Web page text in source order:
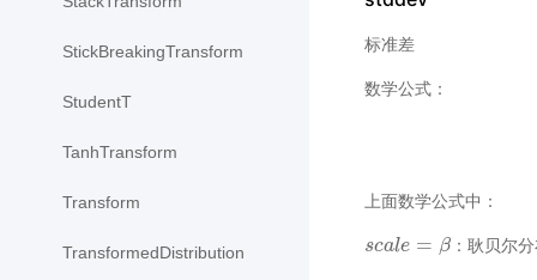
StickBreakingTransform
StudentT
TanhTransform
Transform
TransformedDistribution
标准差
数学公式：
上面数学公式中：
scale = β
scale= β ：耿贝尔